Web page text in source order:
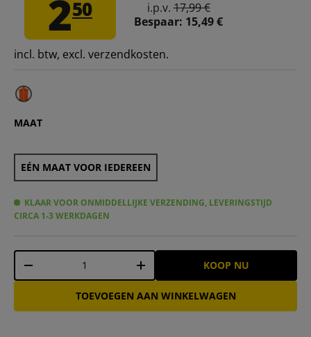
250 i.p.v.17,99 €
Bespaar: 15,49 €
incl. btw, excl. verzendkosten.
MAAT
EÉN MAAT VOOR IEDEREEN
KLAAR VOOR ONMIDDELLIJKE VERZENDING, LEVERINGSTIJD
CIRCA 1-3 WERKDAGEN
Aantal
-
+ KOOP NU
TOEVOEGEN AAN WINKELWAGEN